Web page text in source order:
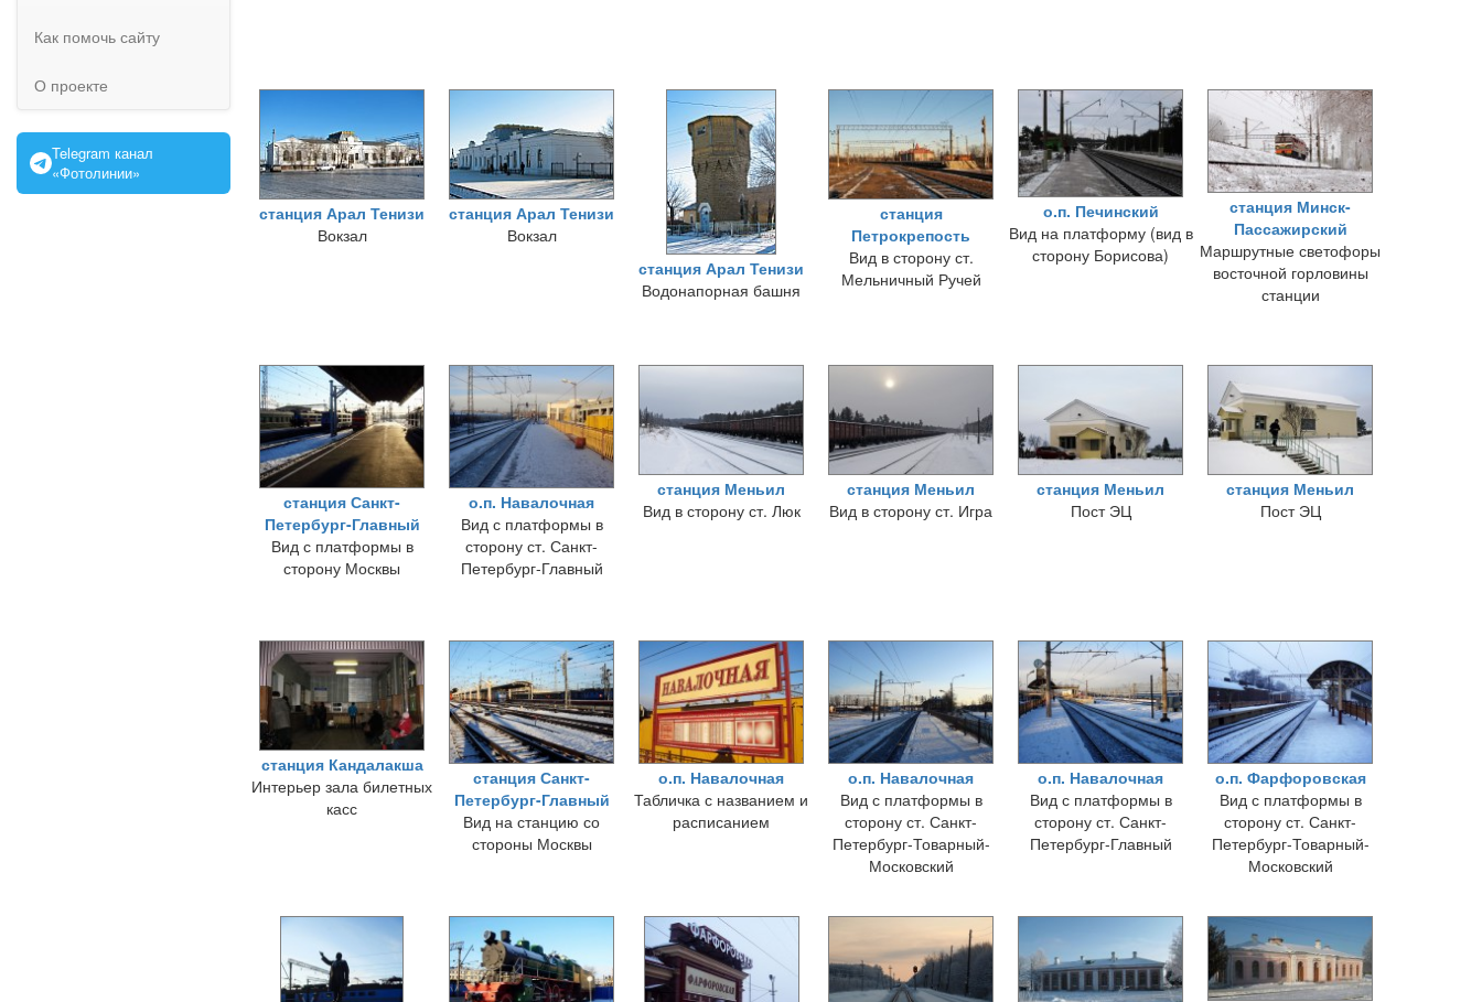
Как помочь сайту
О проекте
Telegram канал
«Фотолинии»
станция Арал Тенизи
Вокзал
станция Арал Тенизи
Вокзал
станция Арал Тенизи
Водонапорная башня
станция
Петрокрепость
Вид в сторону ст.
Мельничный Ручей
о.п. Печинский
Вид на платформу (вид в
сторону Борисова)
станция Минск-
Пассажирский
Маршрутные светофоры
восточной горловины
станции
станция Санкт-
Петербург-Главный
Вид с платформы в
сторону Москвы
о.п. Навалочная
Вид с платформы в
сторону ст. Санкт-
Петербург-Главный
станция Меньил
Вид в сторону ст. Люк
станция Меньил
Вид в сторону ст. Игра
станция Меньил
Пост ЭЦ
станция Меньил
Пост ЭЦ
станция Кандалакша
Интерьер зала билетных
касс
станция Санкт-
Петербург-Главный
Вид на станцию со
стороны Москвы
о.п. Навалочная
Табличка с названием и
расписанием
о.п. Навалочная
Вид с платформы в
сторону ст. Санкт-
Петербург-Товарный-
Московский
о.п. Навалочная
Вид с платформы в
сторону ст. Санкт-
Петербург-Главный
о.п. Фарфоровская
Вид с платформы в
сторону ст. Санкт-
Петербург-Товарный-
Московский